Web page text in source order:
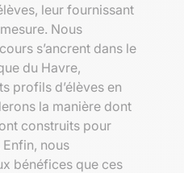
leur fournissant
Nous
s’ancrent dans le
du Havre,
profils d’élèves en
la manière dont
construits pour
nous
bénéfices que ces